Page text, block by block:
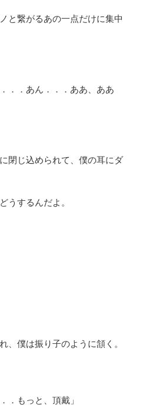
と繋がるあの一点だけに集中
．．あん．．．ああ、ああ
閉じ込められて、僕の耳にダ
うするんだよ。
、僕は振り子のように頷く。
．もっと、頂戴」